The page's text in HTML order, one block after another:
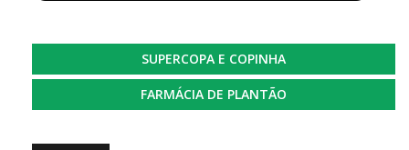
SUPERCOPA E COPINHA
FARMÁCIA DE PLANTÃO